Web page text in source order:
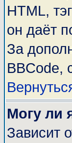
HTML,
он даёт
За
BBCode,
Могу ли
Зависит